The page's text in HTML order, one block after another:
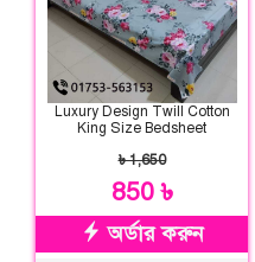
Luxury Design Twill Cotton
King Size Bedsheet
৳ 1,650
850 ৳
অর্ডার করুন